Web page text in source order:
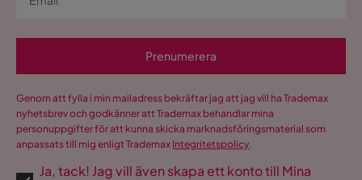
Prenumerera
Genom att fylla i min mailadress bekräftar jag att jag vill ha Trademax
nyhetsbrev och godkänner att Trademax behandlar mina
personuppgifter för att kunna skicka marknadsföringsmaterial som
anpassats till mig enligt Trademax Integritetspolicy.
Ja, tack! Jag vill även skapa ett konto till Mina